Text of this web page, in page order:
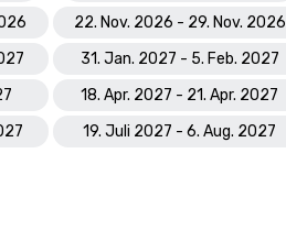
22. Nov. 2026 - 29. Nov. 2026
31. Jan. 2027 - 5. Feb. 2027
18. Apr. 2027 - 21. Apr. 2027
19. Juli 2027 - 6. Aug. 2027